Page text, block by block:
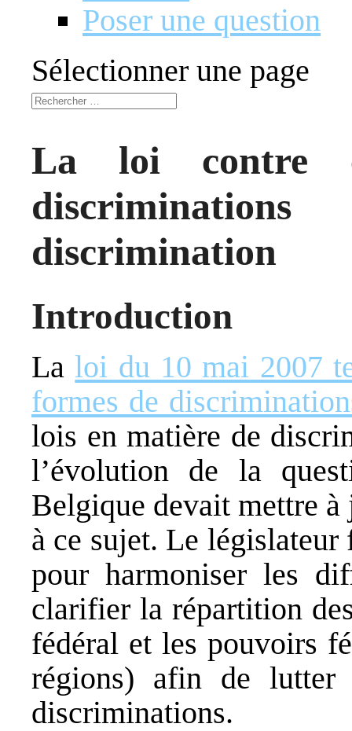
Poser une question
Sélectionner une page
La loi contre
discrimination
Introduction
La loi du 10 mai 2007
formes de
lois en matière de
l’évolution de la
Belgique devait mettre
à ce sujet. Le
pour harmoniser les
clarifier la répartition
fédéral et les pouvoirs
régions) afin de lutter
discriminations.